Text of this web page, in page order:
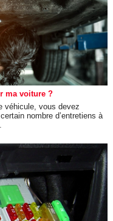
ma voiture ?
véhicule, vous devez
nombre d’entretiens à